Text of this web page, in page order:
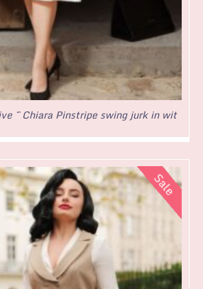
~ Chiara Pinstripe swing jurk in wit